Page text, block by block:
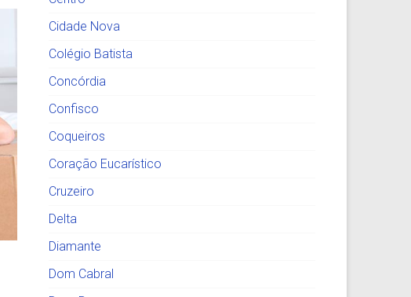
Cidade Nova
Colégio Batista
Concórdia
Confisco
Coqueiros
Coração Eucarístico
Cruzeiro
Delta
Diamante
Dom Cabral